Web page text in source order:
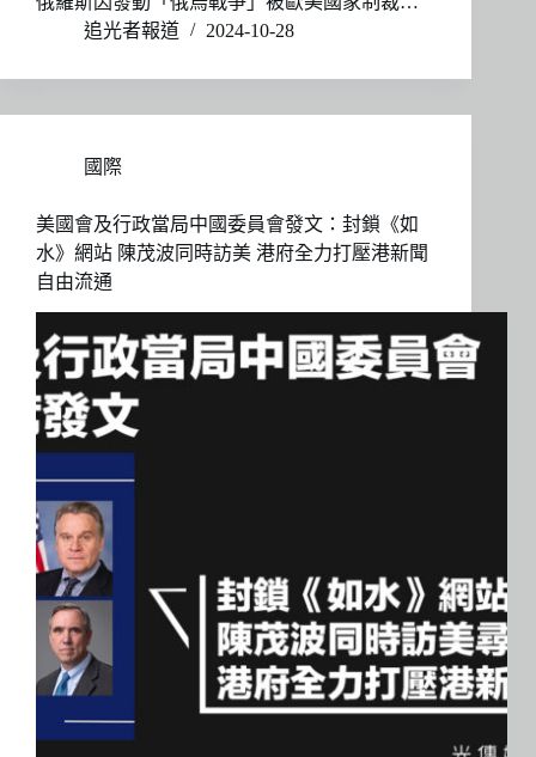
追光者報道
2024-10-28
國際
美國會及行政當局中國委員會發文：封鎖《如
水》網站 陳茂波同時訪美 港府全力打壓港新聞
自由流通